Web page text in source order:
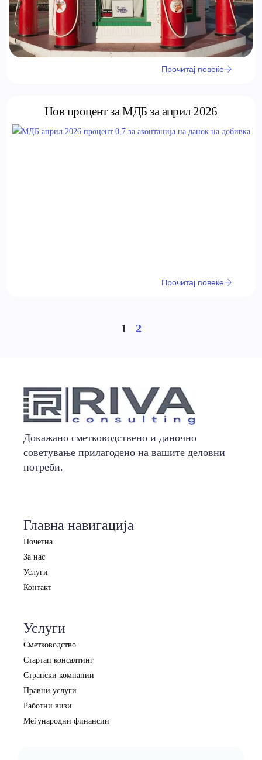
Прочитај повеќе
Нов процент за МДБ за април 2026
Прочитај повеќе
1 2
Докажано сметководствено и даночно
советување прилагодено на вашите деловни
потреби.
Главна навигација
Почетна
За нас
Услуги
Контакт
Услуги
Сметководство
Стартап консалтинг
Странски компании
Правни услуги
Работни визи
Меѓународни финансии